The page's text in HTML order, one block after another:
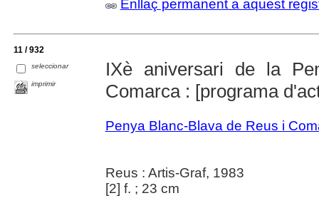
Enllaç permanent a aquest
11 / 932
seleccionar
imprimir
IXè aniversari de la
Comarca : [programa
Penya Blanc-Blava de Reus i
Reus : Artis-Graf, 1983
[2] f. ; 23 cm